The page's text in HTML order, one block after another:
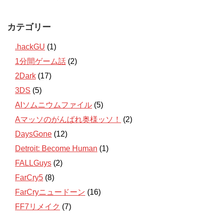
カテゴリー
.hackGU (1)
1分間ゲーム話 (2)
2Dark (17)
3DS (5)
AIソムニウムファイル (5)
Aマッソのがんばれ奥様ッソ！
(2)
DaysGone (12)
Detroit: Become Human (1)
FALLGuys (2)
FarCry5 (8)
FarCryニュードーン (16)
FF7リメイク (7)